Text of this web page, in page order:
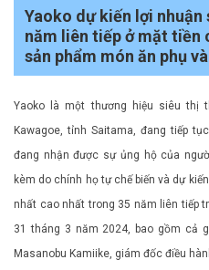
Yaoko dự kiến ​​lợi
năm liên tiếp ở mặt tiền
sản phẩm món ăn phụ
Yaoko là một thương hiệu siêu thị
Kawagoe, tỉnh Saitama, đang tiếp
đang nhận được sự ủng hộ của
kèm do chính họ tự chế biến và dự
nhất cao nhất trong 35 năm liên tiếp
31 tháng 3 năm 2024, bao gồm cả
Masanobu Kamiike, giám đốc điều